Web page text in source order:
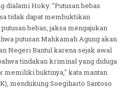
dialami Hoky. "Putusan bebas
tidak dapat membuktikan
bebas, jaksa mengajukan
putusan Mahkamah Agung akan
Negeri Bantul karena sejak awal
tindakan kriminal yang diduga
memiliki buktinya," kata mantan
mendukung Soegiharto Santoso